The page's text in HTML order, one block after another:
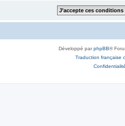
Développé parphpBB®
Traduction française
Confidentialité